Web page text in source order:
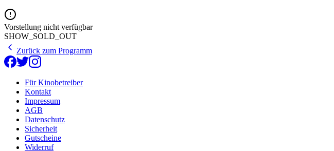
Vorstellung nicht verfügbar
SHOW_SOLD_OUT
Zurück zum Programm
Für Kinobetreiber
Kontakt
Impressum
AGB
Datenschutz
Sicherheit
Gutscheine
Widerruf